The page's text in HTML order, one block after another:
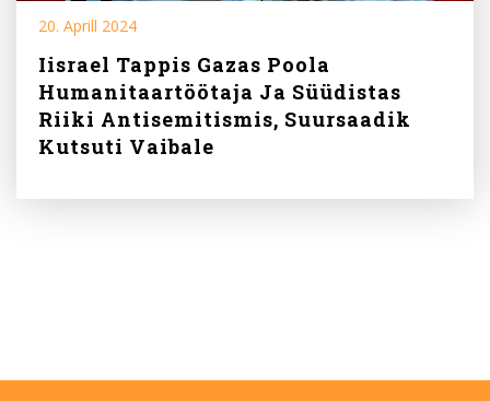
20. Aprill 2024
Iisrael Tappis Gazas Poola
Humanitaartöötaja Ja Süüdistas
Riiki Antisemitismis, Suursaadik
Kutsuti Vaibale